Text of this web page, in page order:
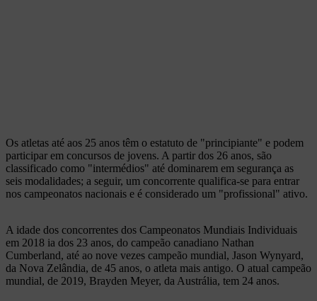
Os atletas até aos 25 anos têm o estatuto de "principiante" e podem
participar em concursos de jovens. A partir dos 26 anos, são
classificado como "intermédios" até dominarem em segurança as
seis modalidades; a seguir, um concorrente qualifica-se para entrar
nos campeonatos nacionais e é considerado um "profissional" ativo.
A idade dos concorrentes dos Campeonatos Mundiais Individuais
em 2018 ia dos 23 anos, do campeão canadiano Nathan
Cumberland, até ao nove vezes campeão mundial, Jason Wynyard,
da Nova Zelândia, de 45 anos, o atleta mais antigo. O atual campeão
mundial, de 2019, Brayden Meyer, da Austrália, tem 24 anos.